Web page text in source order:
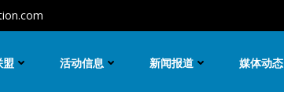
盟 活动信息 新闻报道 媒体动态